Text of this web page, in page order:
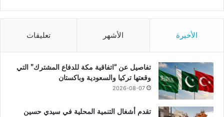
الأخيرة الأشهر تعليقات
تفاصيل عن “اتفاقية مكة للدفاع المشترك” التي
وقعتها تركيا والسعودية وباكستان
2026-08-07
تقدم أشغال التنمية المحلية في سيدي حسين